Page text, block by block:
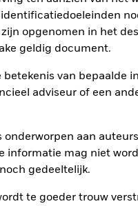
opgenomen in het
geldig document.
van bepaalde
adviseur of een
onderworpen aan
informatie mag niet
gedeeltelijk.
te goeder trouw